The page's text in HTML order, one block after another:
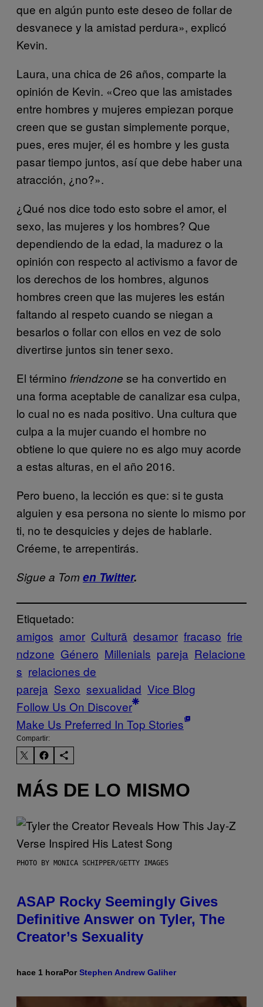
que en algún punto este deseo de follar de
desvanece y la amistad perdura», explicó
Kevin.
Laura, una chica de 26 años, comparte la
opinión de Kevin. «Creo que las amistades
entre hombres y mujeres empiezan porque
creen que se gustan simplemente porque,
pues, eres mujer, él es hombre y les gusta
pasar tiempo juntos, así que debe haber una
atracción, ¿no?».
¿Qué nos dice todo esto sobre el amor, el
sexo, las mujeres y los hombres? Que
dependiendo de la edad, la madurez o la
opinión con respecto al activismo a favor de
los derechos de los hombres, algunos
hombres creen que las mujeres les están
faltando al respeto cuando se niegan a
besarlos o follar con ellos en vez de solo
divertirse juntos sin tener sexo.
El término friendzone se ha convertido en
una forma aceptable de canalizar esa culpa,
lo cual no es nada positivo. Una cultura que
culpa a la mujer cuando el hombre no
obtiene lo que quiere no es algo muy acorde
a estas alturas, en el año 2016.
Pero bueno, la lección es que: si te gusta
alguien y esa persona no siente lo mismo por
ti, no te desquicies y dejes de hablarle.
Créeme, te arrepentirás.
Sigue a Tomen Twitter.
Etiquetado:
amigos amor Cultură desamor fracaso frie
ndzone Género Millenials pareja Relacione
s relaciones de
pareja Sexo sexualidad Vice Blog
Follow Us On Discover
Make Us Preferred In Top Stories
Compartir:
MÁS DE LO MISMO
PHOTO BY MONICA SCHIPPER/GETTY IMAGES
ASAP Rocky Seemingly Gives
Definitive Answer on Tyler, The
Creator’s Sexuality
hace 1 horaPorStephen Andrew Galiher